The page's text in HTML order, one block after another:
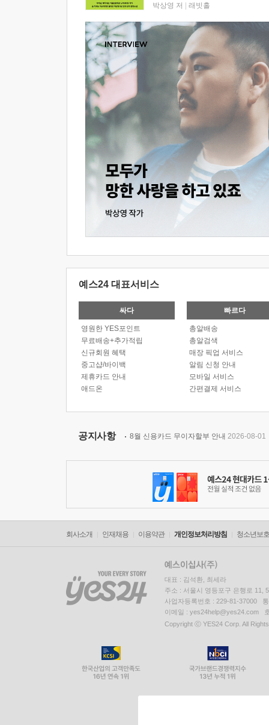
박상영 저 래빗홀
예스24 대표서비스
싸다
영원한 YES포인트
무료배송+추가적립
신규회원 혜택
중고샵/바이백
제휴카드 안내
애드온
빠르다
총알배송
총알검색
매장 픽업 서비스
알림 신청 안내
모바일 서비스
간편결제 서비스
공지사항 8월 신용카드 무이자할부 안내 2026-08-01
회사소개 인재채용 이용약관 개인정보처리방침 청소년보
대표 : 김석환, 최세라
주소 : 서울시 영등포구 은행로 11,
사업자등록번호 : 229-81-37000
이메일 : yes24help@yes24.com
Copyright ⓒ YES24 Corp. All